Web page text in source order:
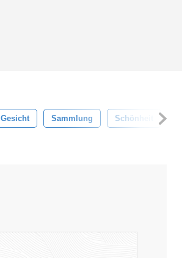
Gesicht Sammlung Schönheit